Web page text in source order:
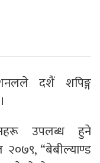
दशैं शपिङ्ग
उपलब्ध हुने
२०७९, “बेबील्याण्ड